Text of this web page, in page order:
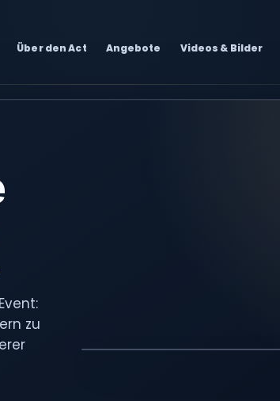
Über den Act Angebote Videos & Bilder
zu